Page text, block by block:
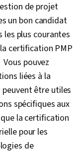
de projet
un bon candidat
les plus courantes
certification PMP
pouvez
liées à la
être utiles
spécifiques aux
la certification
pour les
de